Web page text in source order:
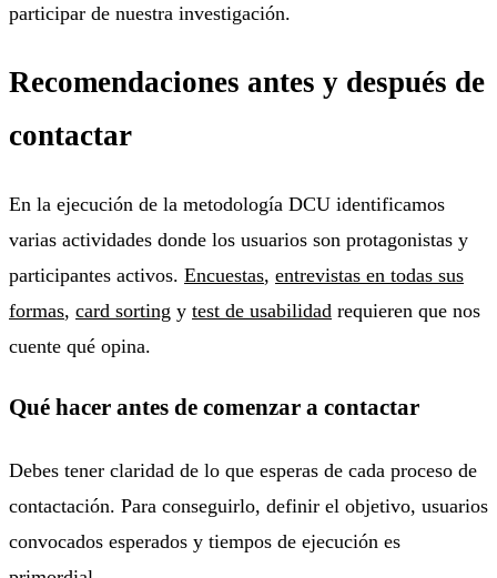
participar de nuestra investigación.
Recomendaciones antes y después de
contactar
En la ejecución de la metodología DCU identificamos
varias actividades donde los usuarios son protagonistas y
participantes activos. Encuestas, entrevistas en todas sus
formas, card sorting y test de usabilidad requieren que nos
cuente qué opina.
Qué hacer antes de comenzar a contactar
Debes tener claridad de lo que esperas de cada proceso de
contactación. Para conseguirlo, definir el objetivo, usuarios
convocados esperados y tiempos de ejecución es